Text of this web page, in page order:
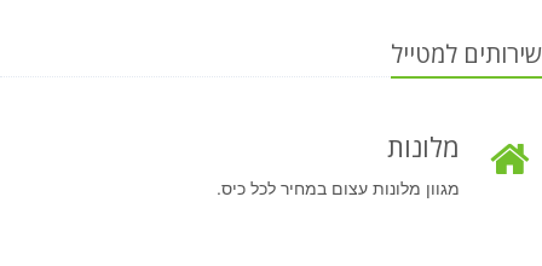
שירותים למטייל
מלונות
מגוון מלונות עצום במחיר לכל כיס.